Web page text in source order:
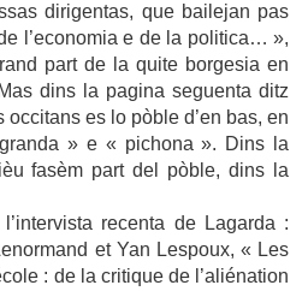
dirigentas, que bailejan pas
l’economia e de la politica… »,
part de la quite borgesia en
dins la pagina seguenta ditz
es lo pòble d’en bas, en
» e « pichona ». Dins la
fasèm part del pòble, dins la
recenta de Lagarda :
et Yan Lespoux, « Les
: de la critique de l’aliénation